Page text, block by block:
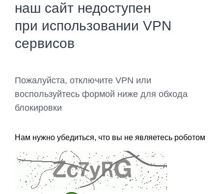
наш сайт недоступен
при использовании VPN
сервисов
Пожалуйста, отключите VPN или
воспользуйтесь формой ниже для обхода
блокировки
Нам нужно убедиться, что вы не являетесь роботом